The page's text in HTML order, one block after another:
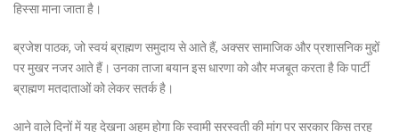
हिस्सा माना जाता है।
ब्रजेश पाठक, जो स्वयं ब्राह्मण समुदाय से आते हैं, अक्सर सामाजिक और प्रशासनिक मुद्दों
पर मुखर नजर आते हैं। उनका ताजा बयान इस धारणा को और मजबूत करता है कि पार्टी
ब्राह्मण मतदाताओं को लेकर सतर्क है।
आने वाले दिनों में यह देखना अहम होगा कि स्वामी सरस्वती की मांग पर सरकार किस तरह